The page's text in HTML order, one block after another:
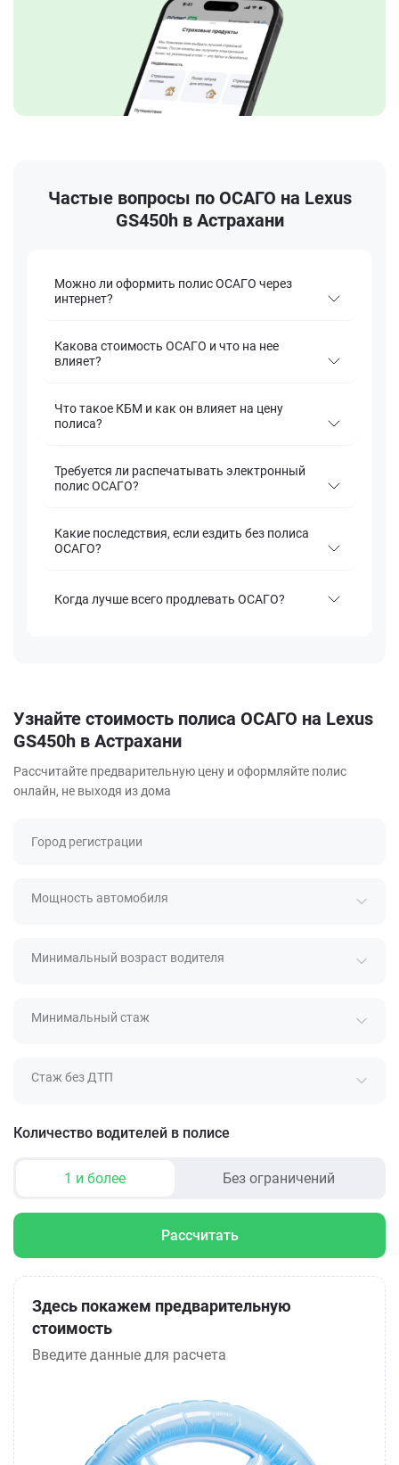
Частые вопросы по ОСАГО на Lexus
GS450h в Астрахани
Можно ли оформить полис ОСАГО через
интернет?
Какова стоимость ОСАГО и что на нее
влияет?
Что такое КБМ и как он влияет на цену
полиса?
Требуется ли распечатывать электронный
полис ОСАГО?
Какие последствия, если ездить без полиса
ОСАГО?
Когда лучше всего продлевать ОСАГО?
Узнайте стоимость полиса ОСАГО на Lexus
GS450h в Астрахани
Рассчитайте предварительную цену и оформляйте полис
онлайн, не выходя из дома
Город регистрации
Мощность автомобиля
Минимальный возраст водителя
Минимальный стаж
Стаж без ДТП
Количество водителей в полисе
1 и более Без ограничений
Рассчитать
Здесь покажем предварительную
стоимость
Введите данные для расчета